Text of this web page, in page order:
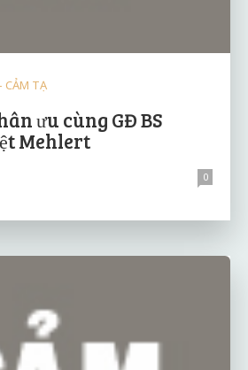
CẢM TẠ
ưu cùng GĐ BS
Mehlert
0